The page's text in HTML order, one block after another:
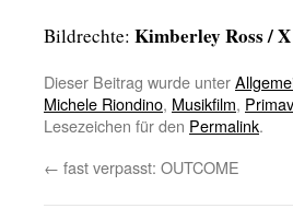
Bildrechte: Kimberley Ross /
Dieser Beitrag wurde unter
Michele Riondino, Musikfilm,
Lesezeichen für den Permalink.
← fast verpasst: OUTCOME